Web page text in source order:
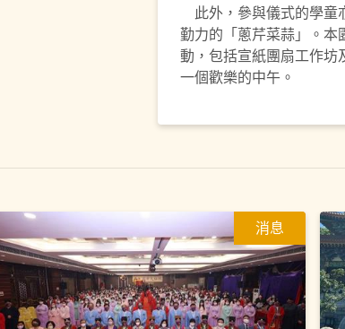
此外，參與儀式的學童
勤力的「蔥芹菜蒜」。本
動，包括宣紙團扇工作坊
一個歡樂的中午。
消息